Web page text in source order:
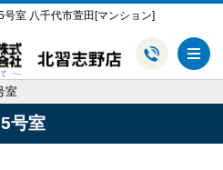
室 八千代市萱田[マンション]
室
号室